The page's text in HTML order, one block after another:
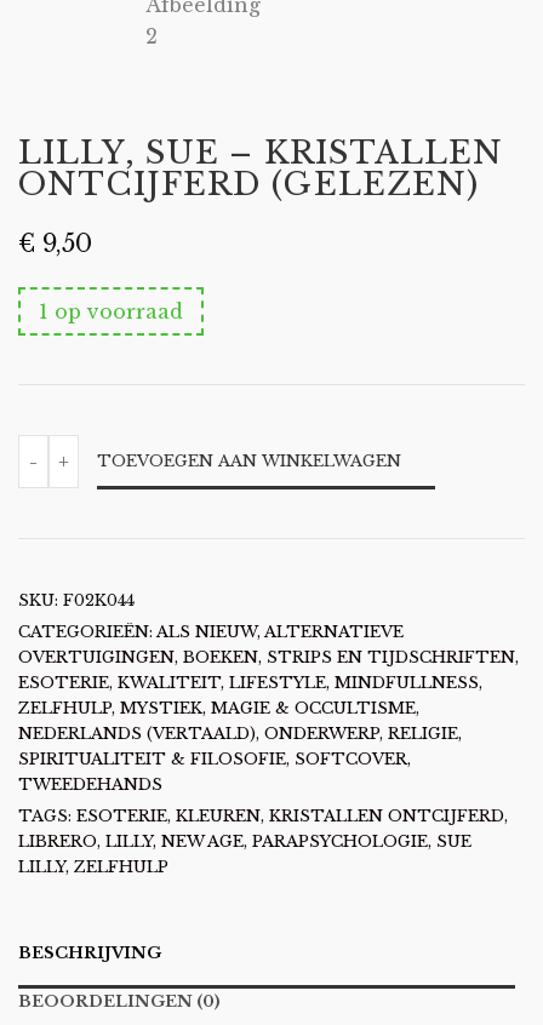
LILLY, SUE – KRISTALLEN
ONTCIJFERD (GELEZEN)
€ 9,50
1 op voorraad
-
SUE
-
+ TOEVOEGEN AAN WINKELWAGEN
SKU: F02K044
CATEGORIEËN:ALS NIEUW,ALTERNATIEVE
OVERTUIGINGEN, BOEKEN, STRIPS EN TIJDSCHRIFTEN,
ESOTERIE, KWALITEIT, LIFESTYLE, MINDFULLNESS,
ZELFHULP, MYSTIEK, MAGIE & OCCULTISME,
NEDERLANDS (VERTAALD), ONDERWERP, RELIGIE,
SPIRITUALITEIT & FILOSOFIE, SOFTCOVER,
TWEEDEHANDS
TAGS: ESOTERIE, KLEUREN, KRISTALLEN ONTCIJFERD,
LIBRERO, LILLY, NEW AGE, PARAPSYCHOLOGIE, SUE
LILLY, ZELFHULP
BESCHRIJVING
BEOORDELINGEN (0)